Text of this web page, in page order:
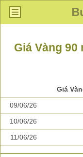
Giá Vàng
Giá
09/06/26
10/06/26
11/06/26